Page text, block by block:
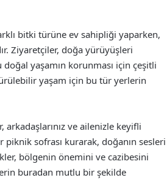
bitki türüne ev sahipliği yaparken,
Ziyaretçiler, doğa yürüyüşleri
doğal yaşamın korunması için çeşitli
yaşam için bu tür yerlerin
arkadaşlarınız ve ailenizle keyifli
sofrası kurarak, doğanın sesleri
bölgenin önemini ve cazibesini
buradan mutlu bir şekilde